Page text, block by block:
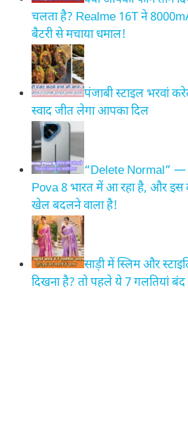
चलता है? Realme 16T ने
बैटरी से मचाया धमाल!
पंजाबी स्टाइल भरवां
स्वाद जीत लेगा आपका दिल
“Delete Normal” —
Pova 8 भारत में आ रहा है, और इस
खेल बदलने वाला है!
साड़ी में स्लिम और
दिखना है? तो पहले ये 7 गलतियां बंद